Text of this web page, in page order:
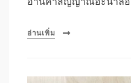
อ่านเพิ่ม